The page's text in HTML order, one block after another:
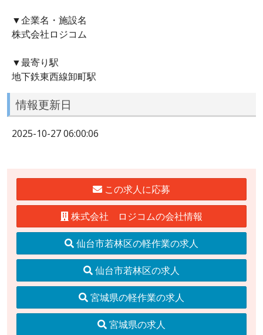
▼企業名・施設名
株式会社ロジコム
▼最寄り駅
地下鉄東西線卸町駅
情報更新日
2025-10-27 06:00:06
この求人に応募
株式会社 ロジコムの会社情報
仙台市若林区の軽作業の求人
仙台市若林区の求人
宮城県の軽作業の求人
宮城県の求人